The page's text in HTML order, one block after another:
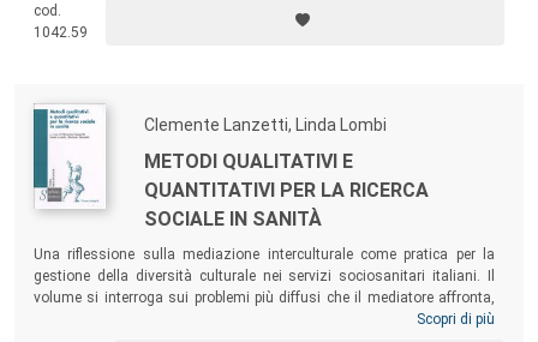
interviste su temi di scottante attualità, come la crisi della cultura, le
prospettive della ricerca, le difficoltà della comunicazione scientifica.
cod.
1042.59
Clemente Lanzetti, Linda Lombi
METODI QUALITATIVI E
QUANTITATIVI PER LA RICERCA
SOCIALE IN SANITÀ
Una riflessione sulla mediazione interculturale come pratica per la
gestione della diversità culturale nei servizi sociosanitari italiani. Il
volume si interroga sui problemi più diffusi che il mediatore affronta,
sulle conseguenze della mediazione nell’interazione tra utente
Scopri di più